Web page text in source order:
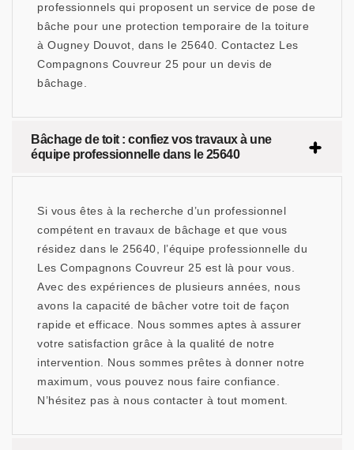
professionnels qui proposent un service de pose de
bâche pour une protection temporaire de la toiture
à Ougney Douvot, dans le 25640. Contactez Les
Compagnons Couvreur 25 pour un devis de
bâchage.
Bâchage de toit : confiez vos travaux à une
équipe professionnelle dans le 25640
Si vous êtes à la recherche d’un professionnel
compétent en travaux de bâchage et que vous
résidez dans le 25640, l’équipe professionnelle du
Les Compagnons Couvreur 25 est là pour vous.
Avec des expériences de plusieurs années, nous
avons la capacité de bâcher votre toit de façon
rapide et efficace. Nous sommes aptes à assurer
votre satisfaction grâce à la qualité de notre
intervention. Nous sommes prêtes à donner notre
maximum, vous pouvez nous faire confiance.
N’hésitez pas à nous contacter à tout moment.